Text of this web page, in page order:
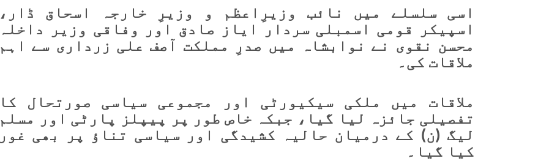
اسی سلسلے میں نائب وزیرِاعظم و وزیرِ خارجہ اسحاق ڈار،
اسپیکر قومی اسمبلی سردار ایاز صادق اور وفاقی وزیر داخلہ
محسن نقوی نے نوابشاہ میں صدرِ مملکت آصف علی زرداری سے اہم
ملاقات کی۔
ملاقات میں ملکی سیکیورٹی اور مجموعی سیاسی صورتحال کا
تفصیلی جائزہ لیا گیا، جبکہ خاص طور پر پیپلز پارٹی اور مسلم
لیگ (ن) کے درمیان حالیہ کشیدگی اور سیاسی تناؤ پر بھی غور
کیا گیا۔